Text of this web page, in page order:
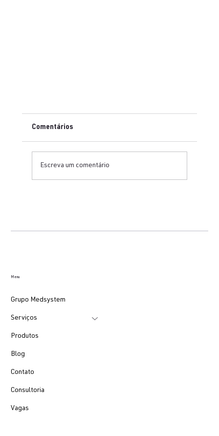
Vacina russa contra covid19
Comentários
Escreva um comentário
Menu
Grupo Medsystem
Serviços
Produtos
Blog
Contato
Consultoria
Vagas